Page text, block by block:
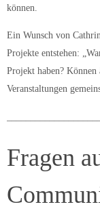
können.
Ein Wunsch von
Projekte entstehen:
Projekt haben?
Veranstaltungen
Fragen